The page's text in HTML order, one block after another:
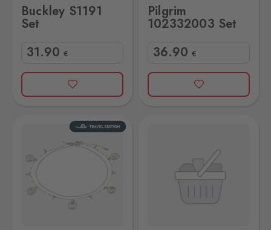
Buckley S1191
Set
31.90 €
Pilgrim
102332003 Set
36.90 €
Pilgrim 9901636001 Set